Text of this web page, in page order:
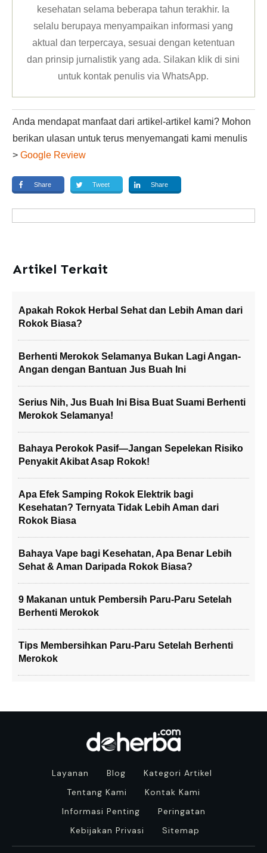
kesehatan selama beberapa tahun terakhir. Ia
selalu berupaya menyampaikan informasi yang
aktual dan terpercaya, sesuai dengan ketentuan
dan prinsip jurnalistik yang ada. Silakan klikdi sini
untuk kontak penulis via WhatsApp.
Anda mendapat manfaat dari artikel-artikel kami? Mohon
berikan ulasan untuk terus menyemangati kami menulis
> Google Review
Share Tweet Share
Artikel Terkait
Apakah Rokok Herbal Sehat dan Lebih Aman dari
Rokok Biasa?
Berhenti Merokok Selamanya Bukan Lagi Angan-
Angan dengan Bantuan Jus Buah Ini
Serius Nih, Jus Buah Ini Bisa Buat Suami Berhenti
Merokok Selamanya!
Bahaya Perokok Pasif—Jangan Sepelekan Risiko
Penyakit Akibat Asap Rokok!
Apa Efek Samping Rokok Elektrik bagi
Kesehatan? Ternyata Tidak Lebih Aman dari
Rokok Biasa
Bahaya Vape bagi Kesehatan, Apa Benar Lebih
Sehat & Aman Daripada Rokok Biasa?
9 Makanan untuk Pembersih Paru-Paru Setelah
Berhenti Merokok
Tips Membersihkan Paru-Paru Setelah Berhenti
Merokok
Layanan Blog
Kategori Artikel
Tentang Kami
Kontak Kami
Informasi Penting
Peringatan
Kebijakan Privasi
Sitemap